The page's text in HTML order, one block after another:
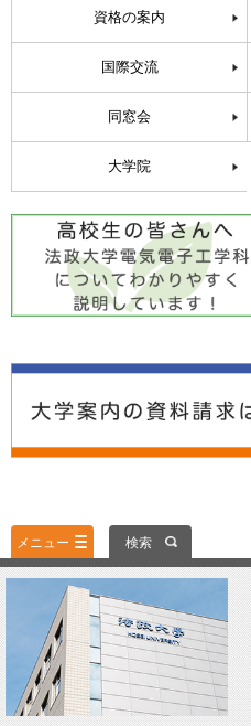
資格の案内
国際交流
同窓会
大学院
メニュー 検索